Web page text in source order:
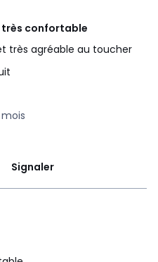
très confortable
très agréable au toucher
Signaler